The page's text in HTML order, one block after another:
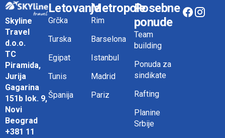
Skyline
Travel
d.o.o.
TC
Piramida,
Jurija
Gagarina
151b lok. 9,
Novi
Beograd
+381 11
Letovanje
Grčka
Turska
Egipat
Tunis
Španija
Metropole
Rim
Barselona
Istanbul
Madrid
Pariz
Posebne
ponude
Team
building
Ponuda za
sindikate
Rafting
Planine
Srbije